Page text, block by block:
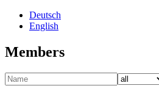
Deutsch
English
Members